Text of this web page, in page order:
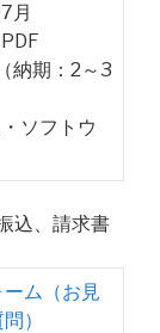
月
納期：2～3
ソフトウ
込、請求書
ム（お見
）